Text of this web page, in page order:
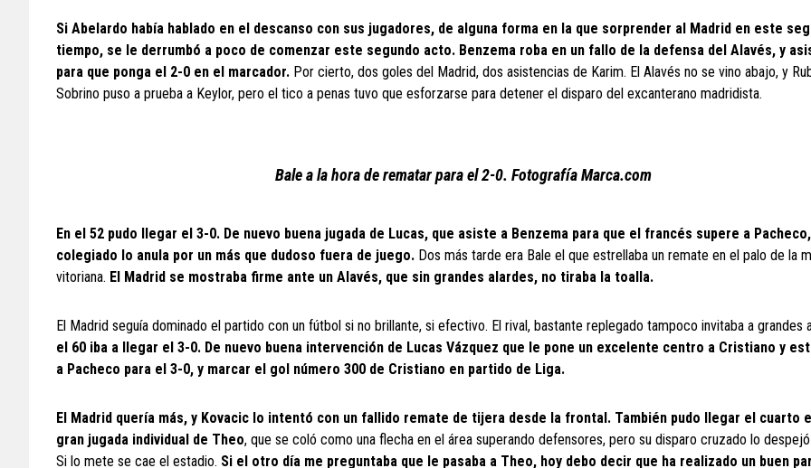
Si Abelardo había hablado en el descanso con sus jugadores, de alguna forma en la que sorprender al Madrid en este
tiempo, se le derrumbó a poco de comenzar este segundo acto. Benzema roba en un fallo de la defensa del Alavés, y
para que ponga el 2-0 en el marcador. Por cierto, dos goles del Madrid, dos asistencias de Karim. El Alavés no se vino abajo, y
Sobrino puso a prueba a Keylor, pero el tico a penas tuvo que esforzarse para detener el disparo del excanterano madridista.
Bale a la hora de rematar para el 2-0. Fotografía Marca.com
En el 52 pudo llegar el 3-0. De nuevo buena jugada de Lucas, que asiste a Benzema para que el francés supere a
colegiado lo anula por un más que dudoso fuera de juego. Dos más tarde era Bale el que estrellaba un remate en el palo de la
vitoriana. El Madrid se mostraba firme ante un Alavés, que sin grandes alardes, no tiraba la toalla.
El Madrid seguía dominado el partido con un fútbol si no brillante, si efectivo. El rival, bastante replegado tampoco invitaba a grandes
el 60 iba a llegar el 3-0. De nuevo buena intervención de Lucas Vázquez que le pone un excelente centro a Cristiano y
a Pacheco para el 3-0, y marcar el gol número 300 de Cristiano en partido de Liga.
El Madrid quería más, y Kovacic lo intentó con un fallido remate de tijera desde la frontal. También pudo llegar el cuarto
gran jugada individual de Theo, que se coló como una flecha en el área superando defensores, pero su disparo cruzado lo
Si lo mete se cae el estadio. Si el otro día me preguntaba que le pasaba a Theo, hoy debo decir que ha realizado un buen